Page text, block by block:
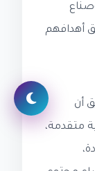
أهدافهم
أن
متقدمة،